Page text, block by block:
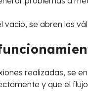
vacío, se abren las
realizadas, se
y que el